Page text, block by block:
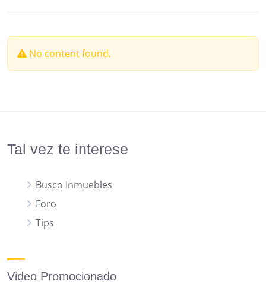
No content found.
Tal vez te interese
Busco Inmuebles
Foro
Tips
Video Promocionado